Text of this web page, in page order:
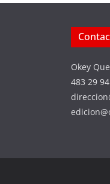
Okey
483 29 94